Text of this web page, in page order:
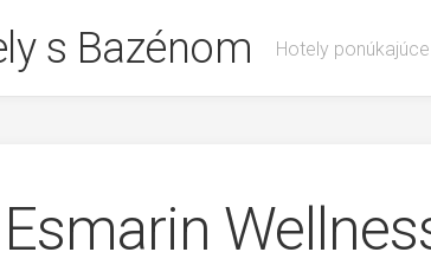
s Bazénom Hotely
Esmarin